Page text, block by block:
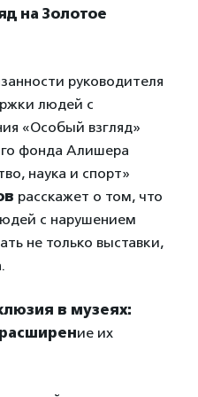
на Золотое
руководителя
людей с
«Особый взгляд»
фонда Алишера
наука и спорт»
расскажет о том, что
с нарушением
не только выставки,
в музеях:
ие их